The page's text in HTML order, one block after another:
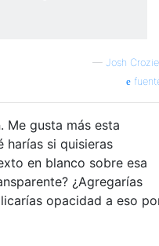
— Josh
Me gusta más esta
harías si quisieras
en blanco sobre esa
¿Agregarías
opacidad a eso